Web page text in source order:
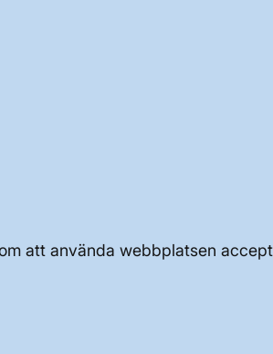
att använda webbplatsen
JOBBA HÄR